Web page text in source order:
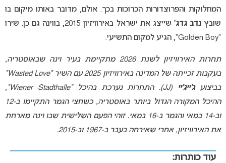
המחלוקות והפרוצדורות הכרוכות בכך. אולם, מדובר באותו מיקום בו
שובץנדב גדג’
שייצג את ישראל באירוויזיון 2015, בווינה גם כן. שירו
“Golden Boy”, הגיע למקום התשיעי.
תחרות האירוויזיון לשנת 2026 מתקיימת בעיר וינה שבאוסטריה,
בעקבות זכייתה של המדינה באירוויזיון 2025 עם השיר “Wasted Love”
בביצועג’ייג’יי
(JJ). התחרות נערכת בהיכל “Wiener Stadthalle”,
ההיכל המקורה הגדול ביותר באוסטריה, כשחצי הגמר התקיימו ב-12
וב-14 במאי והגמר ב-16 במאי. זוהי הפעם השלישית שבו וינה מארחת
את האירוויזיון, אחרי שאירחה בעבר ב-1967 וב-2015.
עוד כותרות: